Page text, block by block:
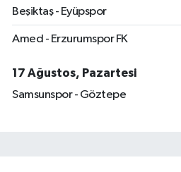
Beşiktaş - Eyüpspor
Amed - Erzurumspor FK
17 Ağustos, Pazartesi
Samsunspor - Göztepe